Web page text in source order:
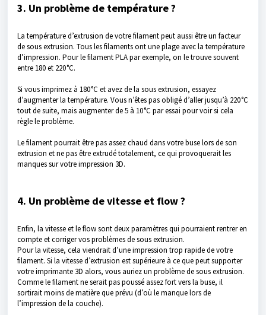
3. Un problème de température ?
La température d’extrusion de votre filament peut aussi être un facteur
de sous extrusion. Tous les filaments ont une plage avec la température
d’impression. Pour le filament PLA par exemple, on le trouve souvent
entre 180 et 220 °C.
Si vous imprimez à 180 °C et avez de la sous extrusion, essayez
d’augmenter la température. Vous n’êtes pas obligé d’aller jusqu’à 220 °C
tout de suite, mais augmenter de 5 à 10 °C par essai pour voir si cela
règle le problème.
Le filament pourrait être pas assez chaud dans votre buse lors de son
extrusion et ne pas être extrudé totalement, ce qui provoquerait les
manques sur votre impression 3D.
4. Un problème de vitesse et flow ?
Enfin, la vitesse et le flow sont deux paramètres qui pourraient rentrer en
compte et corriger vos problèmes de sous extrusion.
Pour la vitesse, cela viendrait d’une impression trop rapide de votre
filament. Si la vitesse d’extrusion est supérieure à ce que peut supporter
votre imprimante 3D alors, vous auriez un problème de sous extrusion.
Comme le filament ne serait pas poussé assez fort vers la buse, il
sortirait moins de matière que prévu (d’où le manque lors de
l’impression de la couche).